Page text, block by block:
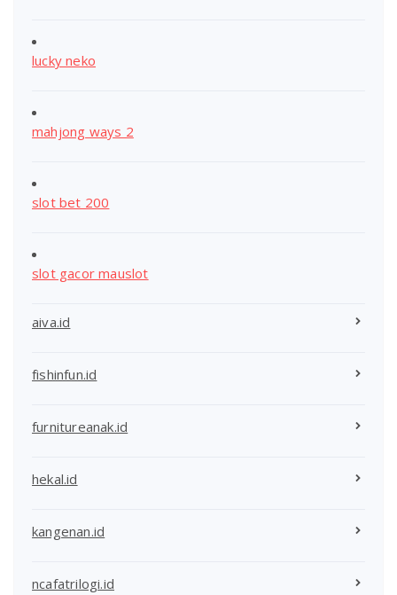
lucky neko
mahjong ways 2
slot bet 200
slot gacor mauslot
aiva.id
fishinfun.id
furnitureanak.id
hekal.id
kangenan.id
ncafatrilogi.id